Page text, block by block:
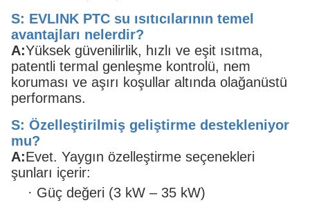
S: EVLINK PTC su ısıtıcılarının temel
avantajları nelerdir?
A:Yüksek güvenilirlik, hızlı ve eşit ısıtma,
patentli termal genleşme kontrolü, nem
koruması ve aşırı koşullar altında olağanüstü
performans.
S: Özelleştirilmiş geliştirme destekleniyor
mu?
A:Evet. Yaygın özelleştirme seçenekleri
şunları içerir:
· Güç değeri (3 kW – 35 kW)